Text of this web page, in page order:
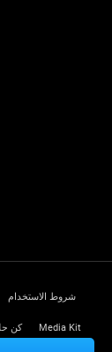
شروط الاستخدام
Media Kit كن